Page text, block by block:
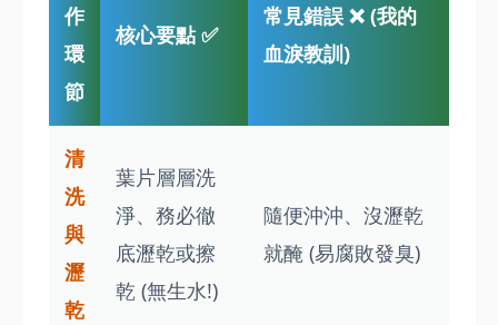
作
環
節
核心要點 ✅
常見錯誤 ❌ (我的
血淚教訓)
清
洗
與
瀝
乾
葉片層層洗
淨、務必徹
底瀝乾或擦
乾 (無生水!)
隨便沖沖、沒瀝乾
就醃 (易腐敗發臭)